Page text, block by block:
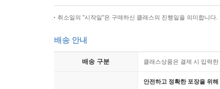
취소일의 "시작일"은 구매하신 클래스의 진행일을 의미합니다.
배송 안내
배송 구분 클래스상품은 결제 시 입력
안전하고 정확한 포장을 위